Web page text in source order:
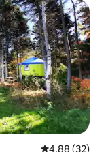
Povprečna
4,88 (32)